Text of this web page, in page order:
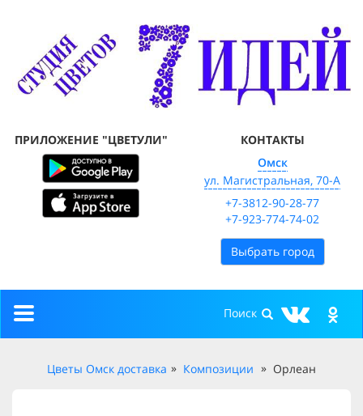
ПРИЛОЖЕНИЕ "ЦВЕТУЛИ"
КОНТАКТЫ
Омск
ул. Магистральная, 70-А
+7-3812-90-28-77
+7-923-774-74-02
Выбрать город
Toggle
Цветы Омск доставка Композиции Орлеан